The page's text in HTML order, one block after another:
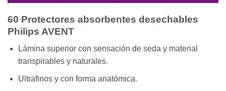
60 Protectores absorbentes desechables
Philips AVENT
Lámina superior con sensación de seda y material
transpirables y naturales.
Ultrafinos y con forma anatómica.